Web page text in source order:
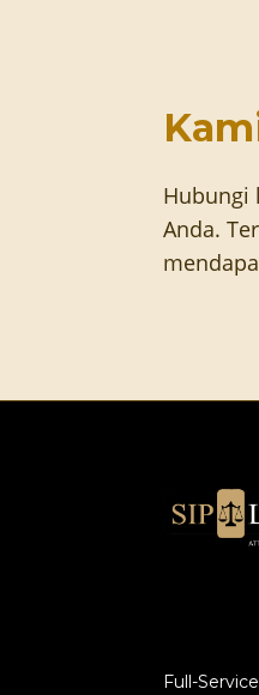
Hubungi
Anda.
Full-